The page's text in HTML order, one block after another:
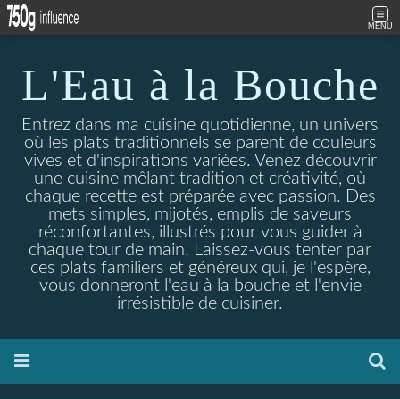
MENU
L'Eau à la Bouche
Entrez dans ma cuisine quotidienne, un univers
où les plats traditionnels se parent de couleurs
vives et d'inspirations variées. Venez découvrir
une cuisine mêlant tradition et créativité, où
chaque recette est préparée avec passion. Des
mets simples, mijotés, emplis de saveurs
réconfortantes, illustrés pour vous guider à
chaque tour de main. Laissez-vous tenter par
ces plats familiers et généreux qui, je l'espère,
vous donneront l'eau à la bouche et l'envie
irrésistible de cuisiner.